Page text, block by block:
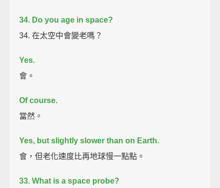
34. Do you age in space?
34. 在太空中會變老嗎？
Yes.
會。
Of course.
當然。
Yes, but slightly slower than on Earth.
會，但老化速度比再地球慢一點點。
33. What is a space probe?